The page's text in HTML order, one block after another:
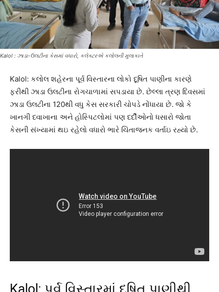
Kalol : ઝાડા-ઉલટીના કેસમાં વધારો, કલેક્ટરએ કલોલની મુલાકાતે
Kalol: કલોલ શહેરના પૂર્વ વિસ્તારના લોકો દૂષિત પાણીના કારણે
ફરીથી ઝાડા ઉલટીના રોગચાળામાં સપડાયા છે. છેલ્લા ત્રણ દિવસમાં
ઝાડા ઉલટીના 120થી વધુ કેસ સરકારી ચોપડે નોંધાયા છે. જો કે
ખાનગી દવાખાના અને હોસ્પિટલોમાં પણ દર્દીઓનો ધસારો જોતા
કેસની સંખ્યામાં થઇ રહેલો વધારો ભારે ચિંતાજનક વર્તાઇ રહ્યો છે.
Kalol: પૂર્વ વિસ્તારમાં દૂષિત પાણીથી